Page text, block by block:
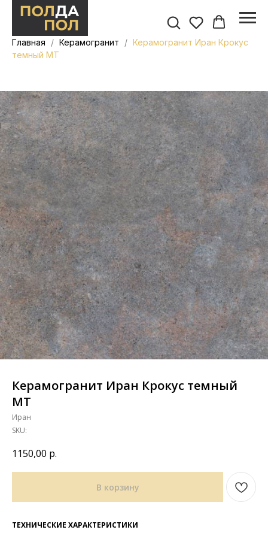
Главная Керамогранит
Керамогранит Иран Крокус
темный MT
Керамогранит Иран Крокус темный
MT
Иран
SKU:
1150,00 р.
В корзину
ТЕХНИЧЕСКИЕ ХАРАКТЕРИСТИКИ